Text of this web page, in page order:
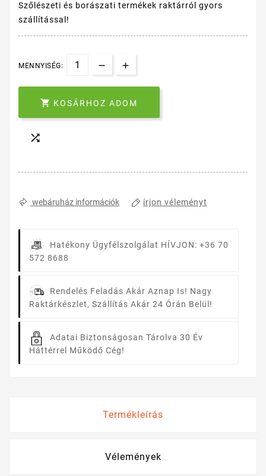
Szőlészeti és borászati termékek raktárról gyors
szállítással!
MENNYISÉG:
 KOSÁRHOZ ADOM

webáruház információk írjon véleményt
Hatékony Ügyfélszolgálat HÍVJON: +36 70
572 8688
Rendelés Feladás Akár Aznap Is! Nagy
Raktárkészlet, Szállítás Akár 24 Órán Belül!
Adatai Biztonságosan Tárolva 30 Év
Háttérrel Működő Cég!
Termékleírás
Vélemények